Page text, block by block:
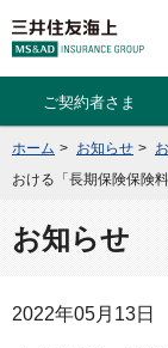
ご契約者さま
ホーム > お知らせ >
おける「長期保険保険
お知らせ
2022年05月13日